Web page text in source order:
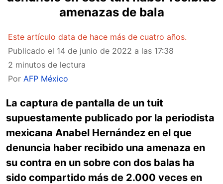
amenazas de bala
Este artículo data de hace más de cuatro años.
Publicado el 14 de junio de 2022 a las 17:38
2 minutos de lectura
Por AFP México
La captura de pantalla de un tuit
supuestamente publicado por la periodista
mexicana Anabel Hernández en el que
denuncia haber recibido una amenaza en
su contra en un sobre con dos balas ha
sido compartido más de 2.000 veces en